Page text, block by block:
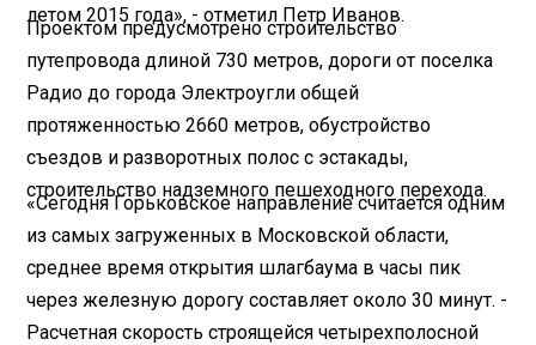
летом 2015 года», - отметил Петр Иванов.
Проектом предусмотрено строительство
путепровода длиной 730 метров, дороги от поселка
Радио до города Электроугли общей
протяженностью 2660 метров, обустройство
съездов и разворотных полос с эстакады,
строительство надземного пешеходного перехода.
«Сегодня Горьковское направление считается одним
из самых загруженных в Московской области,
среднее время открытия шлагбаума в часы пик
через железную дорогу составляет около 30 минут. -
Расчетная скорость строящейся четырехполосной